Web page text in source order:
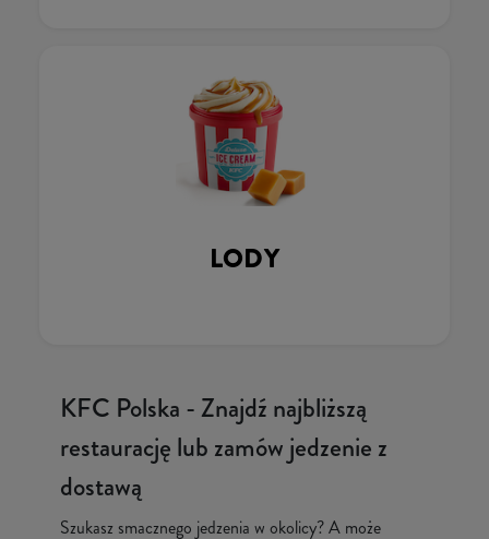
LODY
KFC Polska - Znajdź najbliższą
restaurację lub zamów jedzenie z
dostawą
Szukasz smacznego jedzenia w okolicy? A może